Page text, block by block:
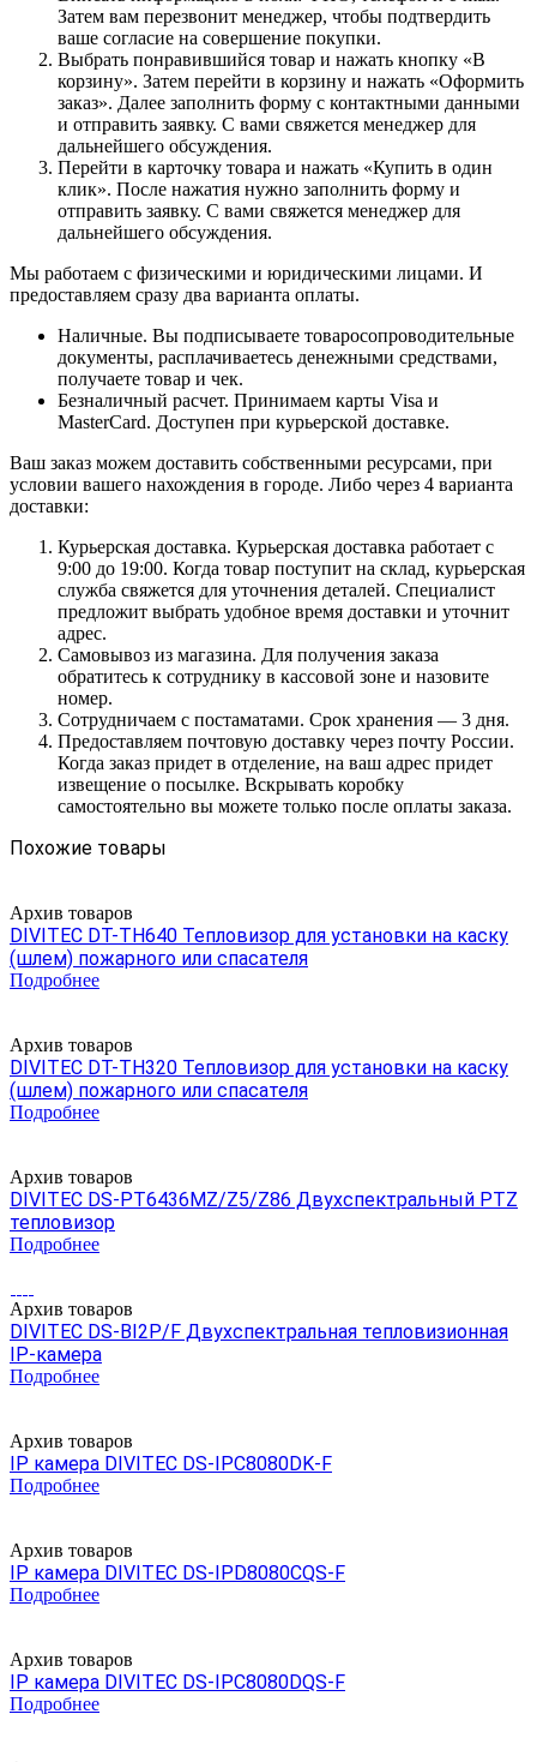
Затем вам перезвонит менеджер, чтобы подтвердить
ваше согласие на совершение покупки.
Выбрать понравившийся товар и нажать кнопку «В
корзину». Затем перейти в корзину и нажать «Оформить
заказ». Далее заполнить форму с контактными данными
и отправить заявку. С вами свяжется менеджер для
дальнейшего обсуждения.
Перейти в карточку товара и нажать «Купить в один
клик». После нажатия нужно заполнить форму и
отправить заявку. С вами свяжется менеджер для
дальнейшего обсуждения.
Мы работаем с физическими и юридическими лицами. И
предоставляем сразу два варианта оплаты.
Наличные. Вы подписываете товаросопроводительные
документы, расплачиваетесь денежными средствами,
получаете товар и чек.
Безналичный расчет. Принимаем карты Visa и
MasterCard. Доступен при курьерской доставке.
Ваш заказ можем доставить собственными ресурсами, при
условии вашего нахождения в городе. Либо через 4 варианта
доставки:
Курьерская доставка. Курьерская доставка работает с
9:00 до 19:00. Когда товар поступит на склад, курьерская
служба свяжется для уточнения деталей. Специалист
предложит выбрать удобное время доставки и уточнит
адрес.
Самовывоз из магазина. Для получения заказа
обратитесь к сотруднику в кассовой зоне и назовите
номер.
Сотрудничаем с постаматами. Срок хранения — 3 дня.
Предоставляем почтовую доставку через почту России.
Когда заказ придет в отделение, на ваш адрес придет
извещение о посылке. Вскрывать коробку
самостоятельно вы можете только после оплаты заказа.
Похожие товары
Архив товаров
DIVITEC DT-TH640 Тепловизор для установки на каску
(шлем) пожарного или спасателя
Подробнее
Архив товаров
DIVITEC DT-TH320 Тепловизор для установки на каску
(шлем) пожарного или спасателя
Подробнее
Архив товаров
DIVITEC DS-PT6436MZ/Z5/Z86 Двухспектральный PTZ
тепловизор
Подробнее
Архив товаров
DIVITEC DS-BI2P/F Двухспектральная тепловизионная
IP-камера
Подробнее
Архив товаров
IP камера DIVITEC DS-IPC8080DK-F
Подробнее
Архив товаров
IP камера DIVITEC DS-IPD8080CQS-F
Подробнее
Архив товаров
IP камера DIVITEC DS-IPC8080DQS-F
Подробнее